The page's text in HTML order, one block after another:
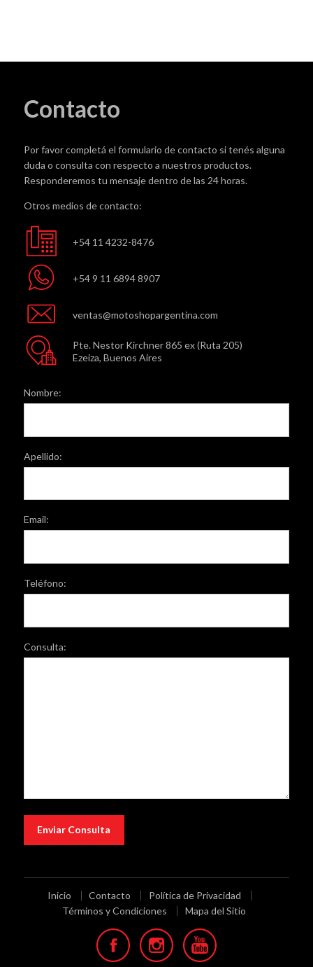
Contacto
Por favor completá el formulario de contacto si tenés alguna
duda o consulta con respecto a nuestros productos.
Responderemos tu mensaje dentro de las 24 horas.
Otros medios de contacto:
+54 11 4232-8476
+54 9 11 6894 8907
ventas@motoshopargentina.com
Pte. Nestor Kirchner 865 ex (Ruta 205)
Ezeiza, Buenos Aires
Nombre:
Apellido:
Email:
Teléfono:
Consulta:
Inicio Contacto
Política de Privacidad
Términos y Condiciones
Mapa del Sitio